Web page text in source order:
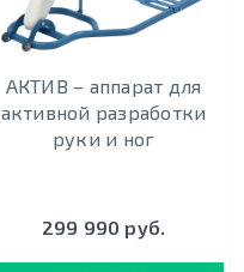
АКТИВ – аппарат для
активной разработки
руки и ног
299 990 руб.